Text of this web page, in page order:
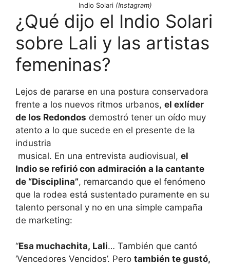
Indio Solari (Instagram)
¿Qué dijo el Indio Solari
sobre Lali y las artistas
femeninas?
Lejos de pararse en una postura conservadora
frente a los nuevos ritmos urbanos, el exlíder
de los Redondos demostró tener un oído muy
atento a lo que sucede en el presente de la
industria
musical. En una entrevista audiovisual, el
Indio se refirió con admiración a la cantante
de “Disciplina”, remarcando que el fenómeno
que la rodea está sustentado puramente en su
talento personal y no en una simple campaña
de marketing:
“Esa muchachita, Lali… También que cantó
‘Vencedores Vencidos’. Pero también te gustó,